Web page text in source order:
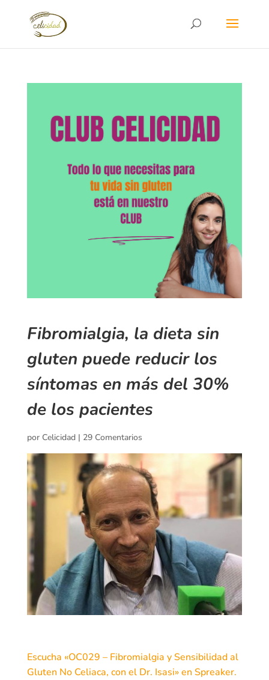
Fibromialgia, la dieta sin
gluten puede reducir los
síntomas en más del 30%
de los pacientes
por Celicidad| 29 Comentarios
Escucha «OC029 – Fibromialgia y Sensibilidad al
Gluten No Celiaca, con el Dr. Isasi» en Spreaker.